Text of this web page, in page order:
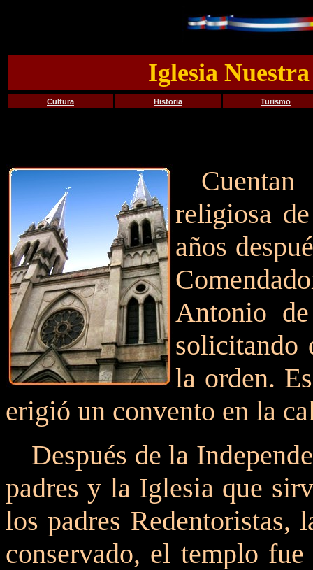
Iglesia
Cultura Historia Turismo
C
religiosa
años
Antonio
solicitando
la orden.
erigió un convento en la
Después de la
padres y la Iglesia que
los padres Redentoristas,
conservado, el templo